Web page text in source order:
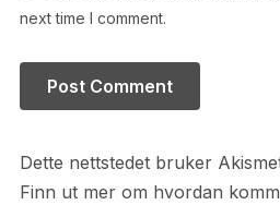
next time I comment.
Dette nettstedet bruker
Finn ut mer om hvordan